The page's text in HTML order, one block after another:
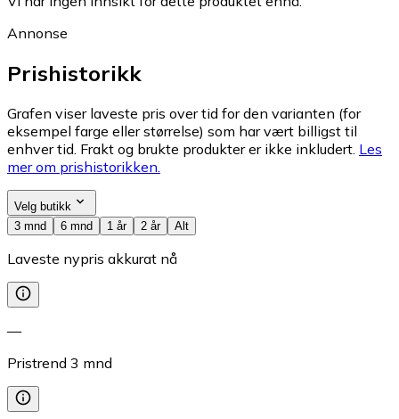
Annonse
Prishistorikk
Grafen viser laveste pris over tid for den varianten (for
eksempel farge eller størrelse) som har vært billigst til
enhver tid. Frakt og brukte produkter er ikke inkludert. Les
mer om prishistorikken.
Velg butikk
3 mnd
6 mnd 1 år 2 år Alt
Laveste nypris akkurat nå
—
Pristrend 3 mnd